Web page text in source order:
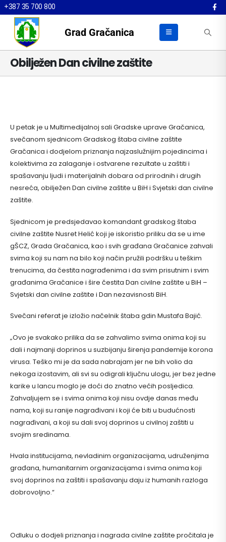
+387 35 700 800
Grad Gračanica
Obilježen Dan civilne zaštite
U petak je u Multimedijalnoj sali Gradske uprave Gračanica,
svečanom sjednicom Gradskog štaba civilne zaštite
Gračanica i dodjelom priznanja najzaslužnijim pojedincima i
kolektivima za zalaganje i ostvarene rezultate u zaštiti i
spašavanju ljudi i materijalnih dobara od prirodnih i drugih
nesreća, obilježen Dan civilne zaštite u BiH i Svjetski dan civilne
zaštite.
Sjednicom je predsjedavao komandant gradskog štaba
civilne zaštite Nusret Helić koji je iskoristio priliku da se u ime
gŠCZ, Grada Gračanica, kao i svih građana Gračanice zahvali
svima koji su nam na bilo koji način pružili podršku u teškim
trenucima, da čestita nagrađenima i da svim prisutnim i svim
građanima Gračanice i šire čestita Dan civilne zaštite u BiH –
Svjetski dan civilne zaštite i Dan nezavisnosti BiH.
Svečani referat je izložio načelnik štaba gdin Mustafa Bajić.
„Ovo je svakako prilika da se zahvalimo svima onima koji su
dali i najmanji doprinos u suzbijanju širenja pandemije korona
virusa. Teško mi je da sada nabrajam jer ne bih volio da
nekoga izostavim, ali svi su odigrali ključnu ulogu, jer bez jedne
karike u lancu moglo je doći do znatno većih posljedica.
Zahvaljujem se i svima onima koji nisu ovdje danas među
nama, koji su ranije nagrađivani i koji će biti u budućnosti
nagrađivani, a koji su dali svoj doprinos u civilnoj zaštiti u
svojim sredinama.
Hvala institucijama, nevladinim organizacijama, udruženjima
građana, humanitarnim organizacijama i svima onima koji
svoj doprinos na zaštiti i spašavanju daju iz humanih razloga
dobrovoljno.“
Odluku o dodjeli priznanja i nagrada civilne zaštite pročitala je